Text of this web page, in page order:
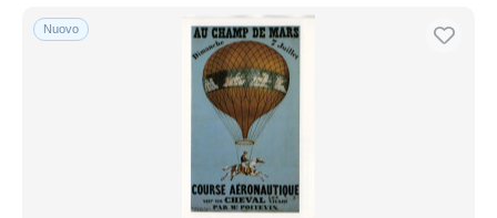
Nuovo